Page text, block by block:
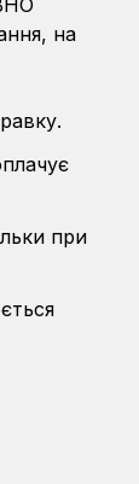
на
при